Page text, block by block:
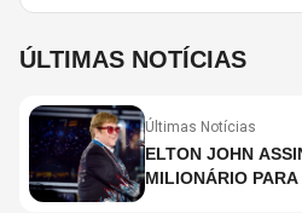
ÚLTIMAS NOTÍCIAS
Últimas Notícias
ELTON JOHN
MILIONÁRIO